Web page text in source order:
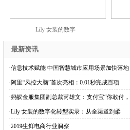
Lily 女装的数字
最新资讯
·信息技术赋能 中国智慧城市应用场景加快落地
·阿里“风控大脑”首次亮相：0.01秒完成百项
·蚂蚁金服集团副总裁芮雄文：支付宝“你敢付
·Lily 女装的数字化转型实录：从全渠道到柔
·2019生鲜电商行业洞察